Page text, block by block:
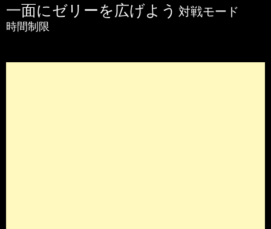
一面にゼリーを広げよう 対戦モード
時間制限